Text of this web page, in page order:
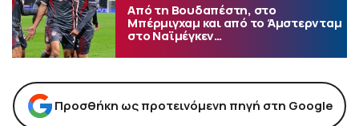
Από τη Βουδαπέστη, στο
Μπέρμιγχαμ και από το Άμστερνταμ
στο Ναϊμέγκεν…
Προσθήκη ως προτεινόμενη πηγή στη Google